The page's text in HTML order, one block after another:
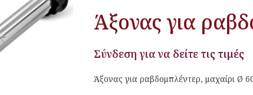
Άξονας για
Σύνδεση για να δείτε τις τιμές
Άξονας για ραβδομπλέντερ, μαχαίρι Ø